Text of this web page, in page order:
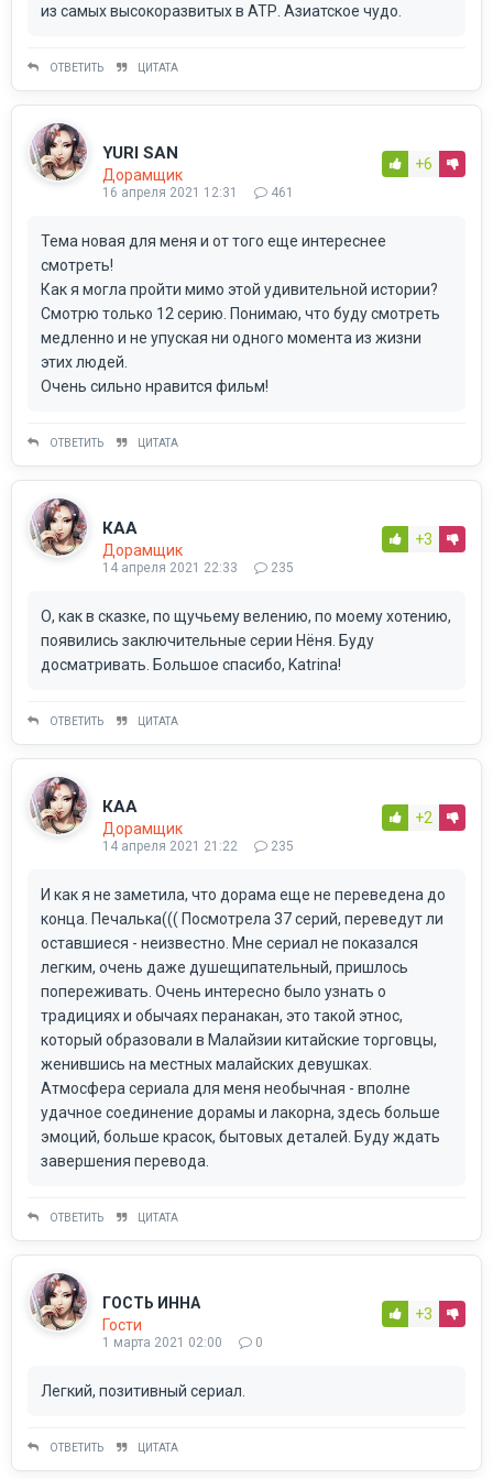
из самых высокоразвитых в АТР. Азиатское чудо.
ОТВЕТИТЬ ЦИТАТА
YURI SAN
Дорамщик
16 апреля 2021 12:31 461
+6
Тема новая для меня и от того еще интереснее
смотреть!
Как я могла пройти мимо этой удивительной истории?
Смотрю только 12 серию. Понимаю, что буду смотреть
медленно и не упуская ни одного момента из жизни
этих людей.
Очень сильно нравится фильм!
ОТВЕТИТЬ ЦИТАТА
КАА
Дорамщик
14 апреля 2021 22:33 235
+3
О, как в сказке, по щучьему велению, по моему хотению,
появились заключительные серии Нёня. Буду
досматривать. Большое спасибо, Katrina!
ОТВЕТИТЬ ЦИТАТА
КАА
Дорамщик
14 апреля 2021 21:22 235
+2
И как я не заметила, что дорама еще не переведена до
конца. Печалька((( Посмотрела 37 серий, переведут ли
оставшиеся - неизвестно. Мне сериал не показался
легким, очень даже душещипательный, пришлось
попереживать. Очень интересно было узнать о
традициях и обычаях перанакан, это такой этнос,
который образовали в Малайзии китайские торговцы,
женившись на местных малайских девушках.
Атмосфера сериала для меня необычная - вполне
удачное соединение дорамы и лакорна, здесь больше
эмоций, больше красок, бытовых деталей. Буду ждать
завершения перевода.
ОТВЕТИТЬ ЦИТАТА
ГОСТЬ ИННА
Гости
1 марта 2021 02:00 0
+3
Легкий, позитивный сериал.
ОТВЕТИТЬ ЦИТАТА